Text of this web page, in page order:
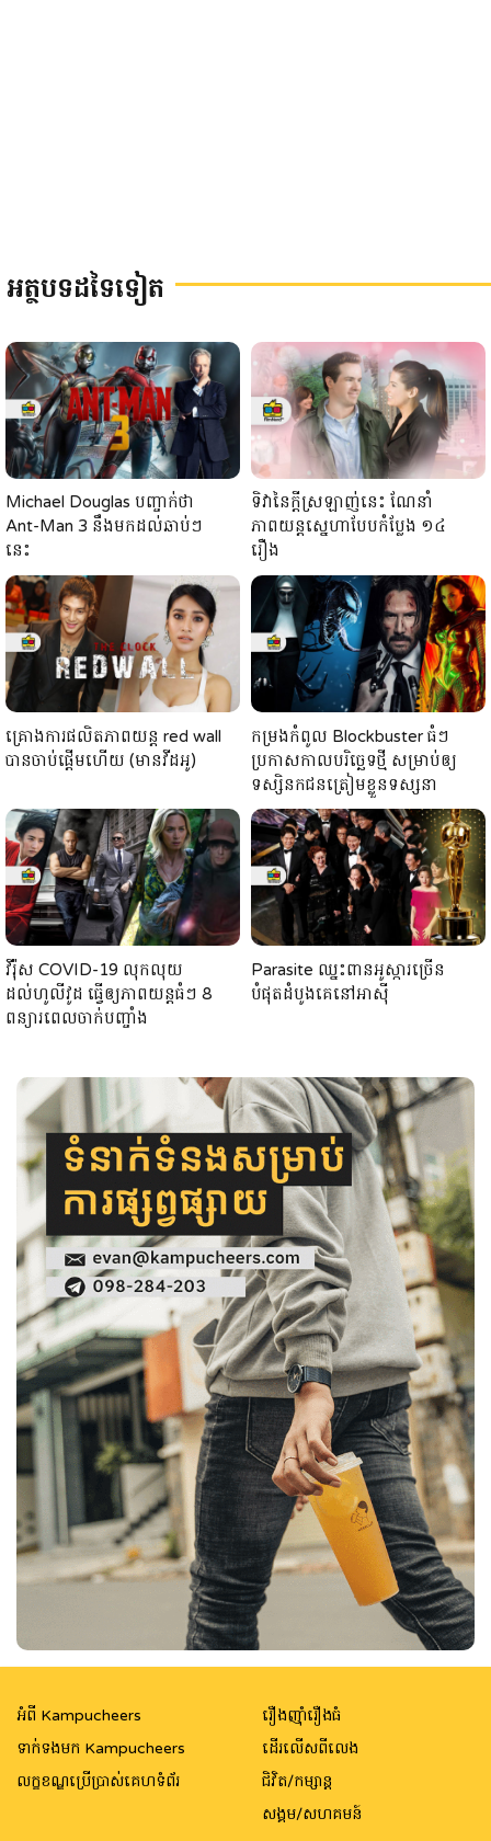
អត្ថបទដទៃទៀត
Michael Douglas បញ្ចាក់ថា
Ant-Man 3 នឹងមកដល់ឆាប់ៗ
នេះ
ទិវានៃក្តីស្រឡាញ់នេះ ណែនាំ
ភាពយន្តស្នេហាបែបកំប្លែង ១៤
រឿង
គ្រោងការផលិតភាពយន្ត red wall
បានចាប់ផ្ដើមហើយ (មានវីដអូ)
កម្រងកំពូល Blockbuster ធំៗ
ប្រកាសកាលបរិច្ឆេទថ្មី សម្រាប់ឲ្យ
ទស្សិនកជនត្រៀមខ្លួនទស្សនា
វីរ៉ុស COVID-19 លុកលុយ
ដល់ហូលីវូដ ធ្វើឲ្យភាពយន្តធំៗ 8
ពន្យារពេលចាក់បញ្ចាំង
Parasite ឈ្នះពានអូស្ការច្រើន
បំផុតដំបូងគេនៅអាសុី
អំពី Kampucheers
ទាក់ទងមក Kampucheers
លក្ខខណ្ឌប្រើប្រាស់គេហទំព័រ
រឿងញ៉ាំរឿងធំ
ដើរលើសពីលេង
ជិវិត/កម្សាន្ត
សង្គម/សហគមន៍